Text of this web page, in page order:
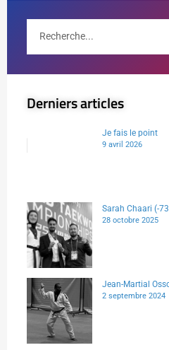
Derniers articles
Je fais le point
9 avril 2026
Sarah Chaari (-
28 octobre 2025
Jean-Martial
2 septembre 2024